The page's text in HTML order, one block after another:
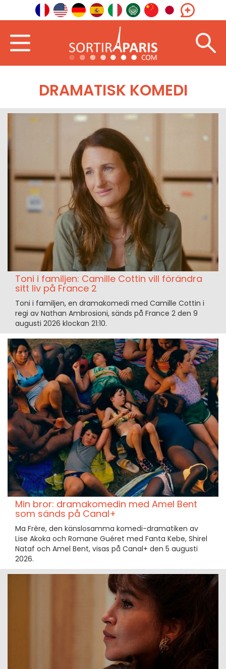
DRAMATISK KOMEDI
Toni i familjen: Camille Cottin vill förändra
sitt liv på France 2
Toni i familjen, en dramakomedi med Camille Cottin i
regi av Nathan Ambrosioni, sänds på France 2 den 9
augusti 2026 klockan 21:10.
Min bror: dramakomedin med Amel Bent
som sänds på Canal+
Ma Frère, den känslosamma komedi-dramatiken av
Lise Akoka och Romane Guéret med Fanta Kebe, Shirel
Nataf och Amel Bent, visas på Canal+ den 5 augusti
2026.